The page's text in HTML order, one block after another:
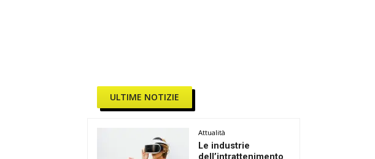
ULTIME NOTIZIE
Attualità
Le industrie
dell’intrattenimento